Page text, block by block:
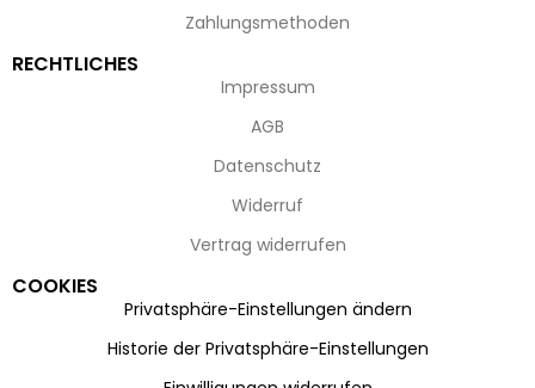
Zahlungsmethoden
RECHTLICHES
Impressum
AGB
Datenschutz
Widerruf
Vertrag widerrufen
COOKIES
Privatsphäre-Einstellungen ändern
Historie der Privatsphäre-Einstellungen